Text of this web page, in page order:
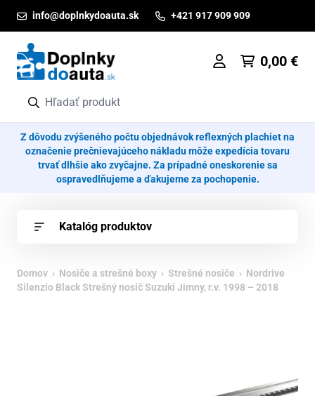
info@doplnkydoauta.sk +421 917 909 909
0,00 €
Z dôvodu zvýšeného počtu objednávok reflexných plachiet na
označenie prečnievajúceho nákladu môže expedícia tovaru
trvať dlhšie ako zvyčajne. Za prípadné oneskorenie sa
ospravedlňujeme a ďakujeme za pochopenie.
Katalóg produktov
Domov › Nosiče a strešné boxy › Strešné nosiče › Nordrive
Silenzio Black Strešný nosič Suzuki Jimny, r.v. 1998 – 2018